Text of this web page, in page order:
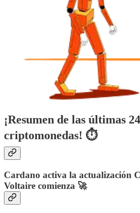
¡Resumen de las últimas
criptomonedas! ⏱
Cardano activa la actualización
Voltaire comienza 🚀